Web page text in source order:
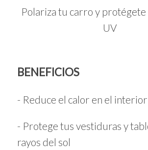
Polariza tu carro y protégete
UV
BENEFICIOS
- Reduce el calor en el
- Protege tus vestiduras y
rayos del sol